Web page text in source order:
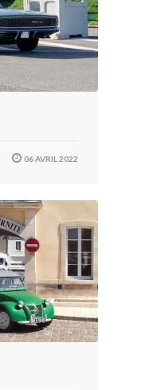
06 AVRIL 2022